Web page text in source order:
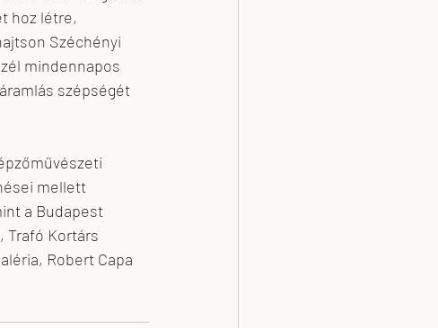
hoz létre,
Széchényi
mindennapos
szépségét
mellett
a Budapest
Trafó Kortárs
Robert Capa